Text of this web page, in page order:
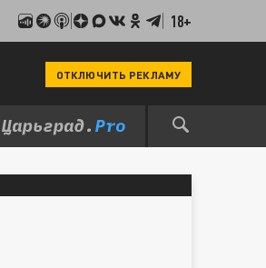
18+
ОТКЛЮЧИТЬ РЕКЛАМУ